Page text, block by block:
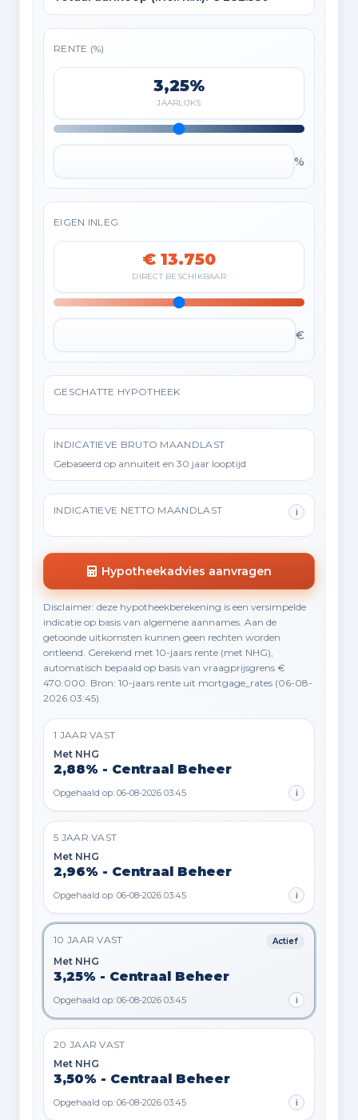
RENTE (%)
3,25%
JAARLIJKS
%
EIGEN INLEG
€ 13.750
DIRECT BESCHIKBAAR
€
GESCHATTE HYPOTHEEK
INDICATIEVE BRUTO MAANDLAST
Gebaseerd op annuïteit en 30 jaar looptijd
INDICATIEVE NETTO MAANDLAST i
Hypotheekadvies aanvragen
Disclaimer: deze hypotheekberekening is een versimpelde
indicatie op basis van algemene aannames. Aan de
getoonde uitkomsten kunnen geen rechten worden
ontleend. Gerekend met 10-jaars rente (met NHG),
automatisch bepaald op basis van vraagprijsgrens €
470.000. Bron: 10-jaars rente uit mortgage_rates (06-08-
2026 03:45).
1 JAAR VAST
Met NHG
2,88% - Centraal Beheer
Opgehaald op: 06-08-2026 03:45 i
5 JAAR VAST
Met NHG
2,96% - Centraal Beheer
Opgehaald op: 06-08-2026 03:45 i
10 JAAR VAST Actief
Met NHG
3,25% - Centraal Beheer
Opgehaald op: 06-08-2026 03:45 i
20 JAAR VAST
Met NHG
3,50% - Centraal Beheer
Opgehaald op: 06-08-2026 03:45 i